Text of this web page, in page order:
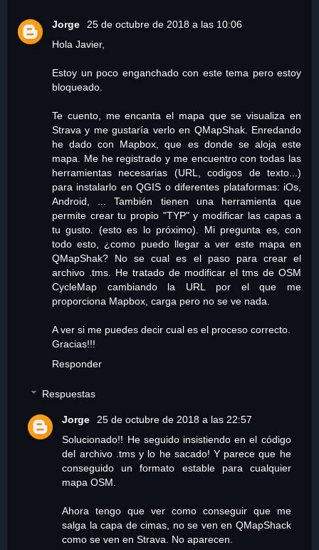
Jorge
25 de octubre de 2018 a las 10:06
Hola Javier,
Estoy un poco enganchado con este tema pero estoy
bloqueado.
Te cuento, me encanta el mapa que se visualiza en
Strava y me gustaría verlo en QMapShak. Enredando
he dado con Mapbox, que es donde se aloja este
mapa. Me he registrado y me encuentro con todas las
herramientas necesarias (URL, codigos de texto...)
para instalarlo en QGIS o diferentes plataformas: iOs,
Android, ... También tienen una herramienta que
permite crear tu propio "TYP" y modificar las capas a
tu gusto. (esto es lo próximo). Mi pregunta es, con
todo esto, ¿como puedo llegar a ver este mapa en
QMapShak? No se cual es el paso para crear el
archivo .tms. He tratado de modificar el tms de OSM
CycleMap cambiando la URL por el que me
proporciona Mapbox, carga pero no se ve nada.
A ver si me puedes decir cual es el proceso correcto.
Gracias!!!
Responder
Respuestas
Jorge
25 de octubre de 2018 a las 22:57
Solucionado!! He seguido insistiendo en el código
del archivo .tms y lo he sacado! Y parece que he
conseguido un formato estable para cualquier
mapa OSM.
Ahora tengo que ver como conseguir que me
salga la capa de cimas, no se ven en QMapShack
como se ven en Strava. No aparecen.